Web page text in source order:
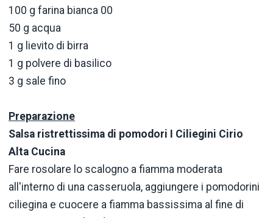
100 g farina bianca 00
50 g acqua
1 g lievito di birra
1 g polvere di basilico
3 g sale fino
Preparazione
Salsa ristrettissima di pomodori I Ciliegini Cirio
Alta Cucina
Fare rosolare lo scalogno a fiamma moderata
all'interno di una casseruola, aggiungere i pomodorini
ciliegina e cuocere a fiamma bassissima al fine di